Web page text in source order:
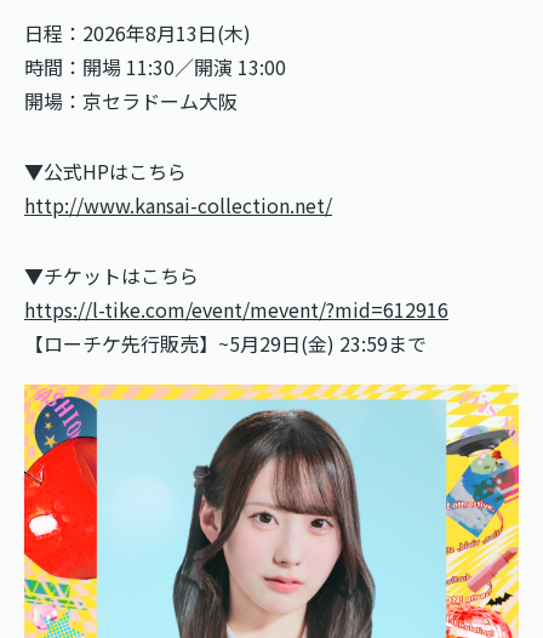
日程：2026年8月13日(木)
時間：開場 11:30／開演 13:00
開場：京セラドーム大阪
▼公式HPはこちら
http://www.kansai-collection.net/
▼チケットはこちら
https://l-tike.com/event/mevent/?mid=612916
【ローチケ先行販売】~5月29日(金) 23:59まで